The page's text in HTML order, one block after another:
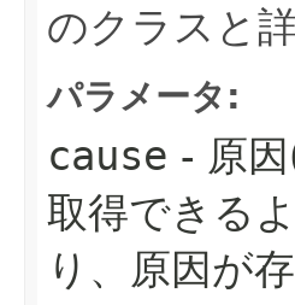
のクラスと
パラメータ:
cause - 原
取得できる
り、原因が